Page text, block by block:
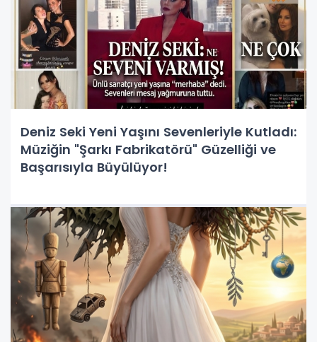
Deniz Seki Yeni Yaşını Sevenleriyle Kutladı:
Müziğin "Şarkı Fabrikatörü" Güzelliği ve
Başarısıyla Büyülüyor!